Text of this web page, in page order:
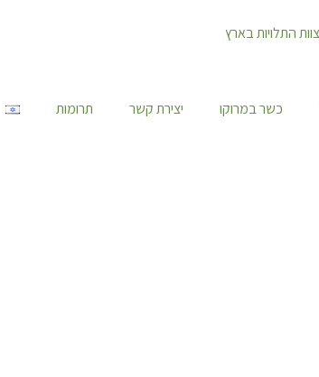
כשר במרוקו יצירת קשר תרומות